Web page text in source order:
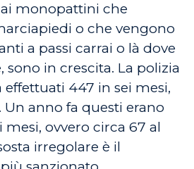
monopattini che
o che vengono
a passi carrai o là dove
sono in crescita. La polizia
447 in sei mesi,
Un anno fa questi erano
ovvero circa 67 al
irregolare è il